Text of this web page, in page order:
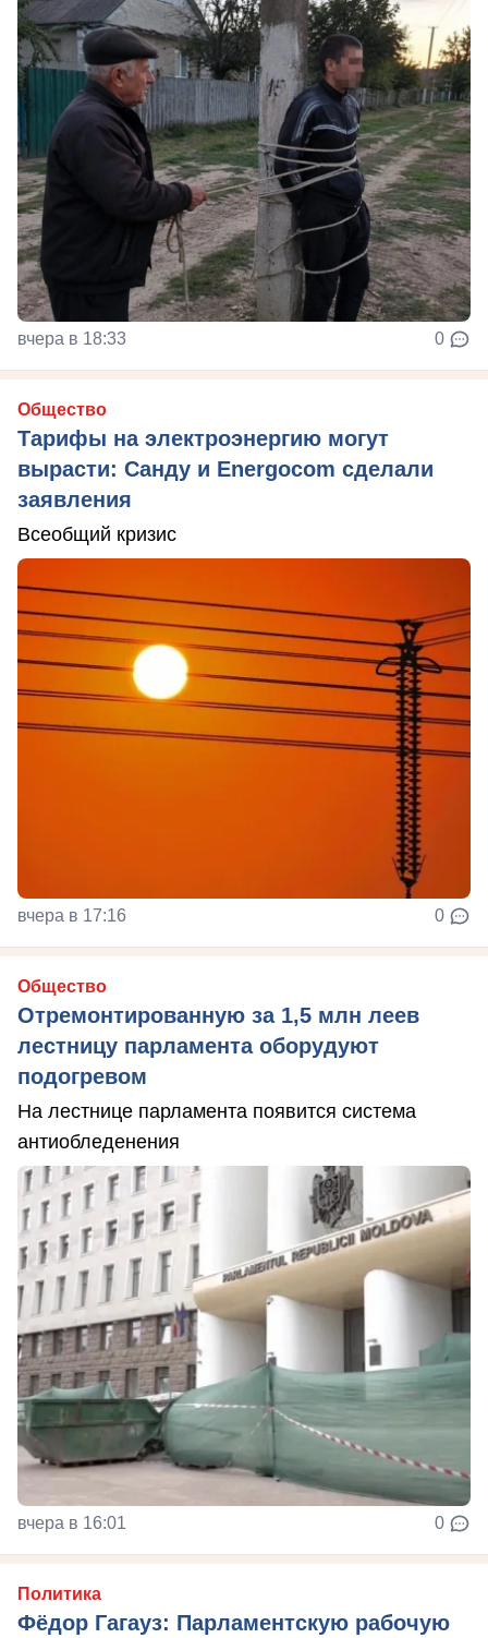
вчера в 18:33 0
Общество
Тарифы на электроэнергию могут
вырасти: Санду и Energocom сделали
заявления
Всеобщий кризис
вчера в 17:16 0
Общество
Отремонтированную за 1,5 млн леев
лестницу парламента оборудуют
подогревом
На лестнице парламента появится система
антиобледенения
вчера в 16:01 0
Политика
Фёдор Гагауз: Парламентскую рабочую